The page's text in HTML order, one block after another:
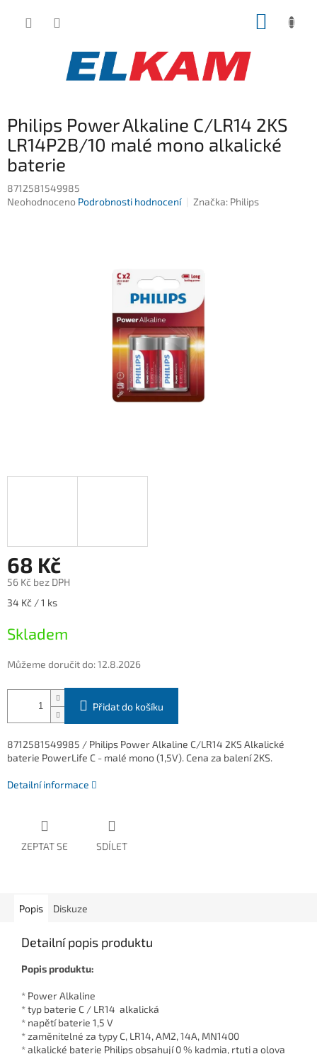
Philips Power Alkaline C/LR14 2KS
LR14P2B/10 malé mono alkalické
baterie
8712581549985
Průměrné
Neohodnoceno Podrobnosti hodnocení Značka: Philips
68 Kč
56 Kč bez DPH
Měrná
34 Kč / 1 ks
Skladem
Můžeme doručit do:12.8.2026
Přidat do košíku
8712581549985 / Philips Power Alkaline C/LR14 2KS Alkalické
baterie PowerLife C - malé mono (1,5V). Cena za balení 2KS.
Detailní informace
ZEPTAT SE SDÍLET
Popis Diskuze
Detailní popis produktu
Popis produktu:
* Power Alkaline
* typ baterie C / LR14 alkalická
* napětí baterie 1,5 V
* zaměnitelné za typy C, LR14, AM2, 14A, MN1400
* alkalické baterie Philips obsahují 0 % kadmia, rtuti a olova